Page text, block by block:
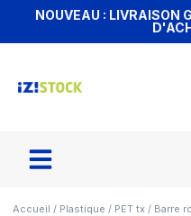
NOUVEAU : LIVRAISON
Accueil / Plastique / PET tx / Barre